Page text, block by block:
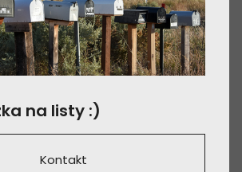
na listy :)
Kontakt